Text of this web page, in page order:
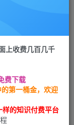
量倾斜与活
关注 私信
上收费几百几千
费下载
第一桶金，欢迎
的知识付费平台